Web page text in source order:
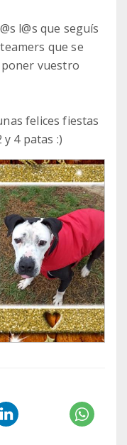
l@s que seguís
que se
vuestro
felices fiestas
y 4 patas :)